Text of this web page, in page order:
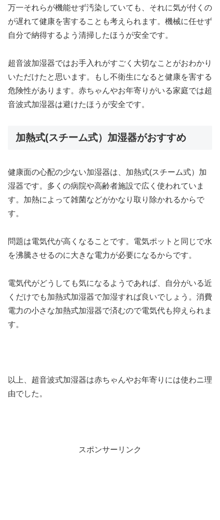
万一それらが機能せず汚染していても、それに気が付くの
が遅れて健康を害することも考えられます。機械に任せず
自分で納得するよう清掃したほうが安全です。
超音波加湿器ではお手入れがすごく大切なことがおわかり
いただけたと思います。もし不衛生になると健康を害する
危険性があります。赤ちゃんやお年寄りがいる家庭では超
音波式加湿器は避けたほうが安全です。
加熱式(スチーム式）加湿器がおすすめ
健康面の心配の少ない加湿器は、加熱式(スチーム式）加
湿器です。多くの病院や高齢者施設で広く使われていま
す。加熱によって雑菌などがかなり取り除かれるからで
す。
問題は電気代が高くなることです。電気ポットと同じで水
を沸騰させるのに大きな電力が必要になるからです。
電気代がどうしても気になるようであれば、自分がいる近
くだけでも加熱式加湿器で加湿すれば良いでしょう。消費
電力の小さな加熱式加湿器で済むので電気代も抑えられま
す。
以上、超音波式加湿器は赤ちゃんやお年寄りには使わニ理
由でした。
スポンサーリンク